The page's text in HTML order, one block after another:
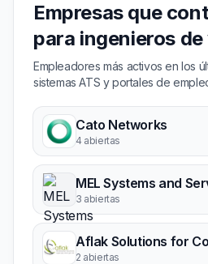
Empresas que
para ingenieros
Empleadores más activos en los
sistemas ATS y portales de
Cato Networks
4 abiertas
MEL Systems and
3 abiertas
2 abiertas